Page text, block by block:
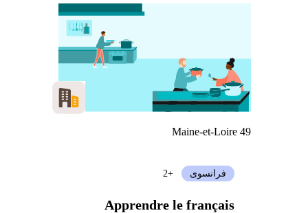
Maine-et-Loire 49
Apprendre le français
فرانسوی +2